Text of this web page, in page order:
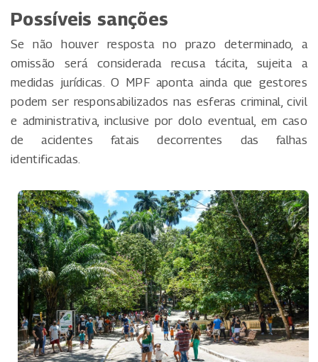
Possíveis sanções
Se não houver resposta no prazo determinado, a
omissão será considerada recusa tácita, sujeita a
medidas jurídicas. O MPF aponta ainda que gestores
podem ser responsabilizados nas esferas criminal, civil
e administrativa, inclusive por dolo eventual, em caso
de acidentes fatais decorrentes das falhas
identificadas.